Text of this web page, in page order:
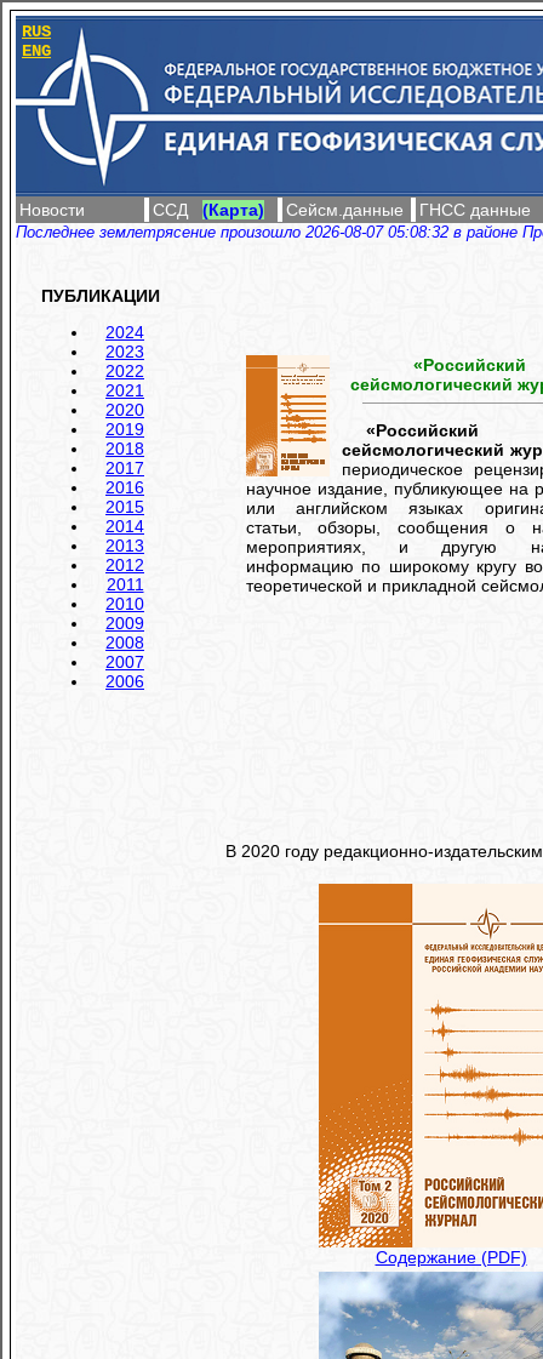
RUS
ENG
Новости ССД (Карта) Сейсм.данные ГНСС данные
Последнее землетрясение произошло 2026-08-07 05:08:32 в районе
ПУБЛИКАЦИИ
2024
2023
2022
2021
2020
2019
2018
2017
2016
2015
2014
2013
2012
2011
2010
2009
2008
2007
2006
«Российский
сейсмологический
«Российский
сейсмологический
периодическое
научное издание, публикующее на
или английском языках
статьи, обзоры, сообщения о
мероприятиях, и другую
информацию по широкому кругу
теоретической и прикладной
В 2020 году редакционно-
Содержание (PDF)